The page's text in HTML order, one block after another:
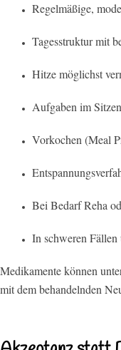
Regelmäßige,
Tagesstruktur mit
Hitze möglichst
Aufgaben im
Vorkochen (Meal
Bei Bedarf Reha
In schweren
Medikamente können
mit dem behandelnden